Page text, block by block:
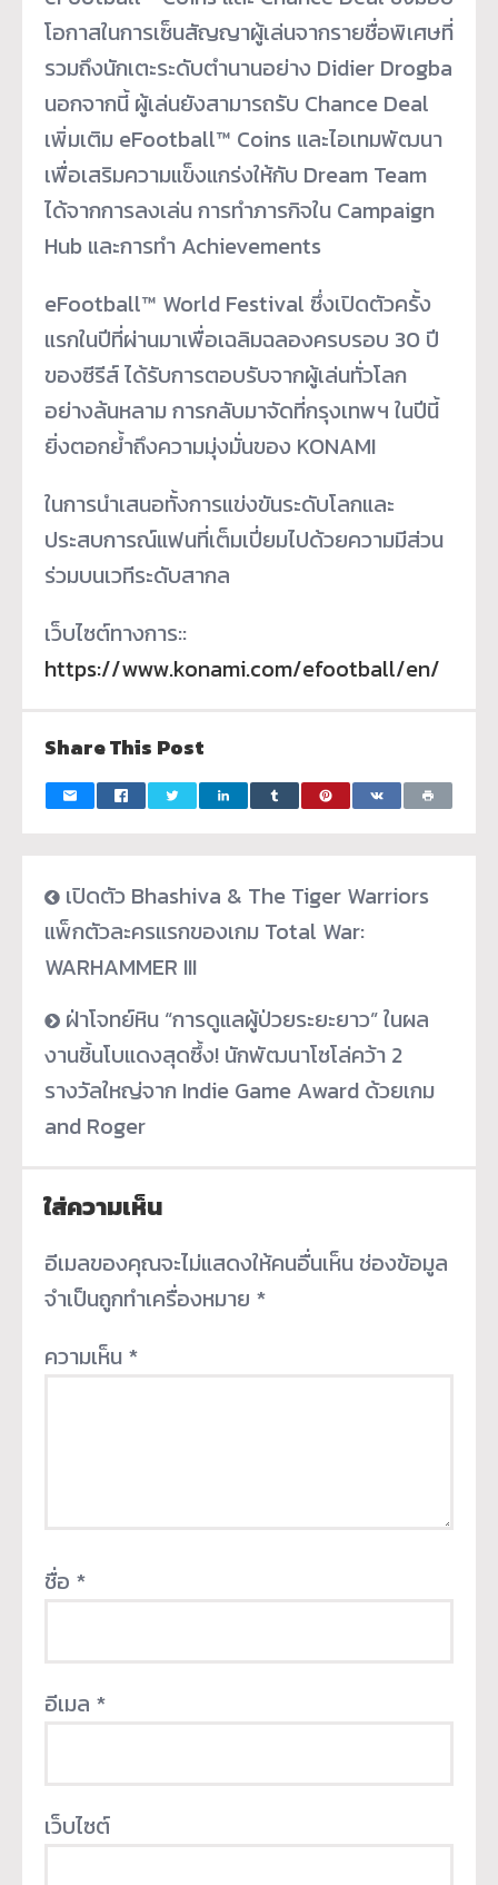
โอกาสในการเซ็นสัญญาผู้เล่นจากรายชื่อพิเศษที่
รวมถึงนักเตะระดับตำนานอย่าง Didier Drogba
นอกจากนี้ ผู้เล่นยังสามารถรับ Chance Deal
เพิ่มเติม eFootball™ Coins และไอเทมพัฒนา
เพื่อเสริมความแข็งแกร่งให้กับ Dream Team
ได้จากการลงเล่น การทำภารกิจใน Campaign
Hub และการทำ Achievements
eFootball™ World Festival ซึ่งเปิดตัวครั้ง
แรกในปีที่ผ่านมาเพื่อเฉลิมฉลองครบรอบ 30 ปี
ของซีรีส์ ได้รับการตอบรับจากผู้เล่นทั่วโลก
อย่างล้นหลาม การกลับมาจัดที่กรุงเทพฯ ในปีนี้
ยิ่งตอกย้ำถึงความมุ่งมั่นของ KONAMI
ในการนำเสนอทั้งการแข่งขันระดับโลกและ
ประสบการณ์แฟนที่เต็มเปี่ยมไปด้วยความมีส่วน
ร่วมบนเวทีระดับสากล
เว็บไซต์ทางการ::
https://www.konami.com/efootball/en/
Share This Post
เปิดตัว Bhashiva & The Tiger Warriors
แพ็กตัวละครแรกของเกม Total War:
WARHAMMER III
ฝ่าโจทย์หิน “การดูแลผู้ป่วยระยะยาว” ในผล
งานชิ้นโบแดงสุดซึ้ง! นักพัฒนาโซโล่คว้า 2
รางวัลใหญ่จาก Indie Game Award ด้วยเกม
and Roger
ใส่ความเห็น
อีเมลของคุณจะไม่แสดงให้คนอื่นเห็น ช่องข้อมูล
จำเป็นถูกทำเครื่องหมาย *
ความเห็น *
ชื่อ *
อีเมล *
เว็บไซต์